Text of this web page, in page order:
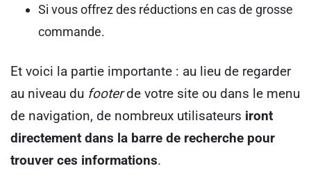
Si vous offrez des réductions en cas de grosse
commande.
Et voici la partie importante : au lieu de regarder
au niveau du footerde votre site ou dans le menu
de navigation, de nombreux utilisateurs iront
directement dans la barre de recherche pour
trouver ces informations.